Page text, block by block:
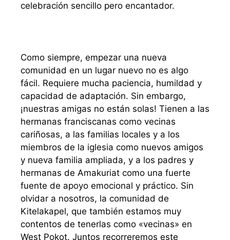
celebración sencillo pero encantador.
Como siempre, empezar una nueva
comunidad en un lugar nuevo no es algo
fácil. Requiere mucha paciencia, humildad y
capacidad de adaptación. Sin embargo,
¡nuestras amigas no están solas! Tienen a las
hermanas franciscanas como vecinas
cariñosas, a las familias locales y a los
miembros de la iglesia como nuevos amigos
y nueva familia ampliada, y a los padres y
hermanas de Amakuriat como una fuerte
fuente de apoyo emocional y práctico. Sin
olvidar a nosotros, la comunidad de
Kitelakapel, que también estamos muy
contentos de tenerlas como «vecinas» en
West Pokot. Juntos recorreremos este